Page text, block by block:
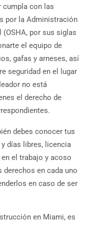
cumpla con las
por la Administración
(OSHA, por sus siglas
el equipo de
gafas y arneses, así
seguridad en el lugar
no está
el derecho de
debes conocer tus
días libres, licencia
el trabajo y acoso
derechos en cada uno
en caso de ser
en Miami, es